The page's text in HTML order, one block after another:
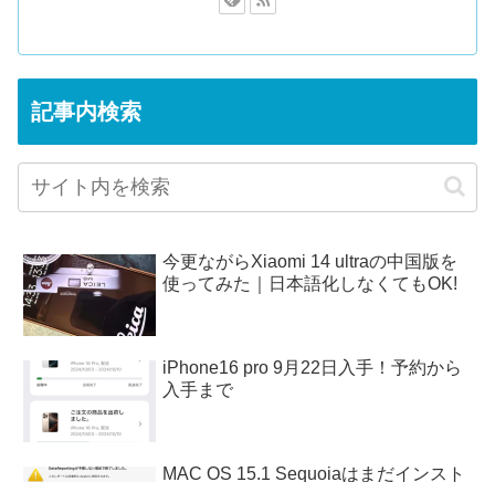
記事内検索
今更ながらXiaomi 14 ultraの中国版を
使ってみた｜日本語化しなくてもOK!
iPhone16 pro 9月22日入手！予約から
入手まで
MAC OS 15.1 Sequoiaはまだインスト